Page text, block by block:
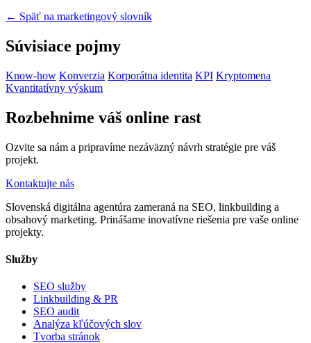
← Späť na marketingový slovník
Súvisiace pojmy
Know-how Konverzia Korporátna identita KPI Kryptomena
Kvantitatívny výskum
Rozbehnime váš online rast
Ozvite sa nám a pripravíme nezáväzný návrh stratégie pre váš
projekt.
Kontaktujte nás
Slovenská digitálna agentúra zameraná na SEO, linkbuilding a
obsahový marketing. Prinášame inovatívne riešenia pre vaše online
projekty.
Služby
SEO služby
Linkbuilding & PR
SEO audit
Analýza kľúčových slov
Tvorba stránok